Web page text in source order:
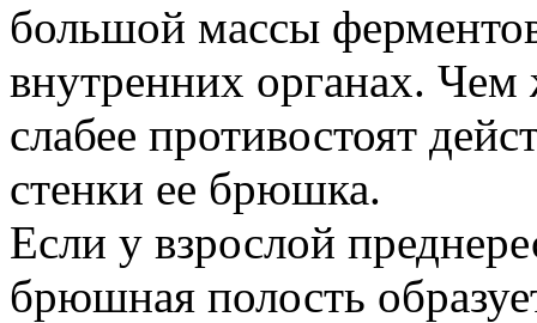
большой массы
внутренних органах.
слабее противостоят
стенки ее брюшка.
Если у взрослой
брюшная полость